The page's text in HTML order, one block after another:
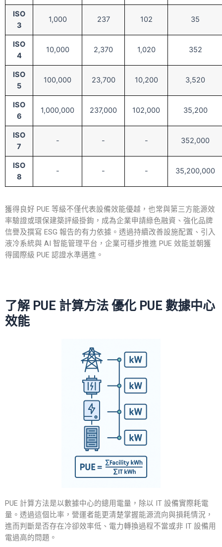
ISO
3
1,000 237 102 35
ISO
4
10,000 2,370 1,020 352
ISO
5
100,000 23,700 10,200 3,520
ISO
6
1,000,000 237,000 102,000 35,200
ISO
7
- - - 352,000
ISO
8
- - - 35,200,000
獲得良好 PUE 等級不僅代表設備效能優越，也常與第三方能源效
率驗證或環保建築評級掛鉤，成為企業申請綠色融資、強化品牌
信譽及撰寫 ESG 報告的有力依據。透過持續改善設施配置、引入
液冷系統與 AI 智能管理平台，企業可穩步推進 PUE 效能並朝獲
得國際級 PUE 認證水準邁進。
了解 PUE 計算方法 優化 PUE 數據中心
效能
PUE 計算方法是以數據中心的總用電量，除以 IT 設備實際耗電
量。透過這個比率，營運者能更清楚掌握能源流向與損耗情況，
進而判斷是否存在冷卻效率低、電力轉換過程不當或非 IT 設備用
電過高的問題。